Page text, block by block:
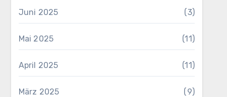
Juni 2025 (3)
Mai 2025 (11)
April 2025 (11)
März 2025 (9)